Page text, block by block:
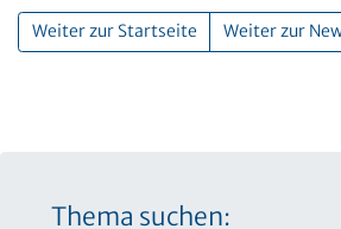
Weiter zur Startseite Weiter zur
Thema suchen: